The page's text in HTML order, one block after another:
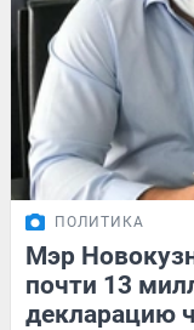
ПОЛИТИКА
Мэр
почти 13
декларацию